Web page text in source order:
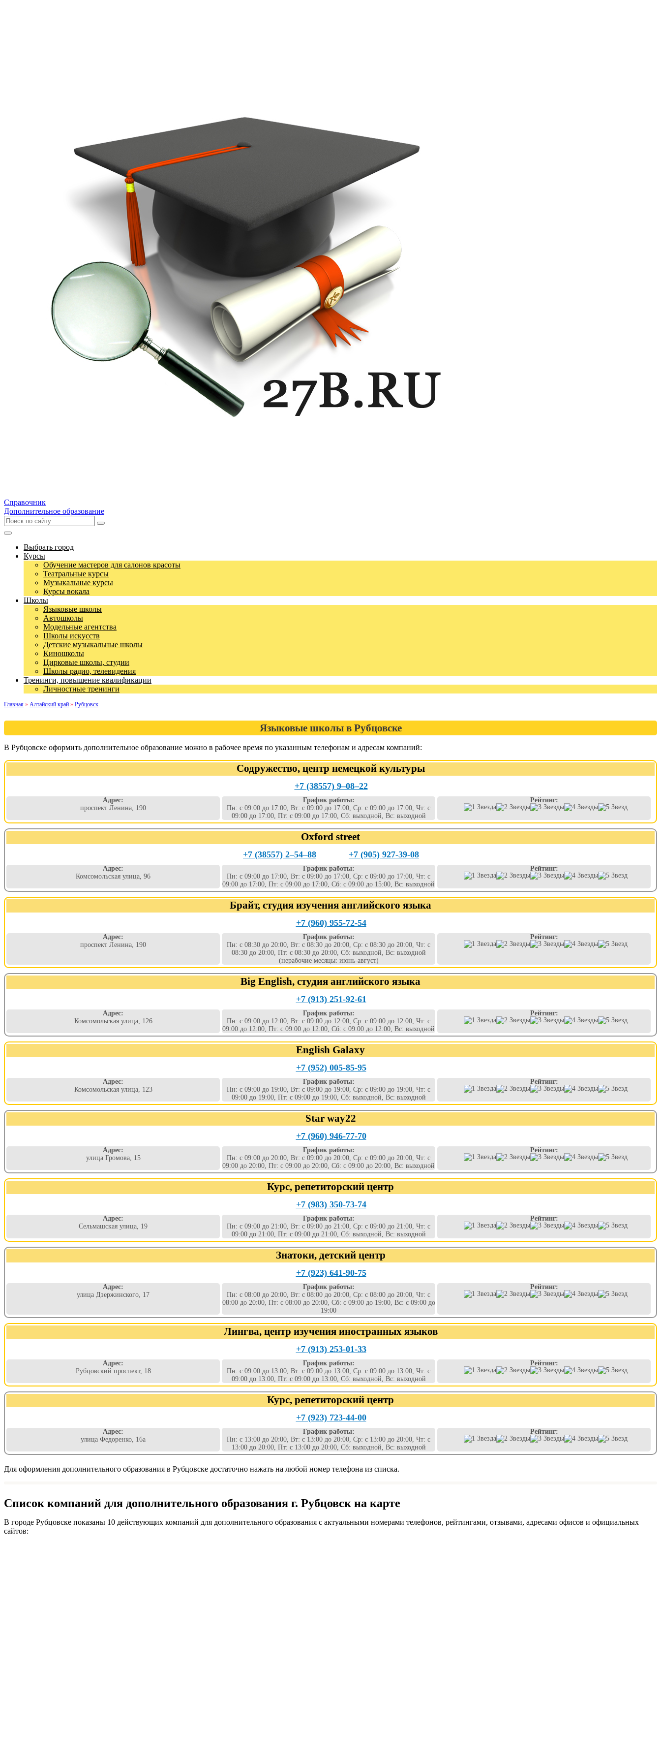
Справочник
Дополнительное образование
Выбрать город
Курсы
Обучение мастеров для салонов красоты
Театральные курсы
Музыкальные курсы
Курсы вокала
Школы
Языковые школы
Автошколы
Модельные агентства
Школы искусств
Детские музыкальные школы
Киношколы
Цирковые школы, студии
Школы радио, телевидения
Тренинги, повышение квалификации
Личностные тренинги
Главная » Алтайский край » Рубцовск
Языковые школы в Рубцовске
В Рубцовске оформить дополнительное образование можно в рабочее время по указанным телефонам и адресам компаний:
Содружество, центр немецкой культуры
+7 (38557) 9‒08‒22
Адрес:
проспект Ленина, 190
График работы:
Пн: с 09:00 до 17:00, Вт: с 09:00 до 17:00, Ср: с 09:00 до 17:00, Чт: с
09:00 до 17:00, Пт: с 09:00 до 17:00, Сб: выходной, Вс: выходной
Рейтинг:
Oxford street
+7 (38557) 2‒54‒88 +7 (905) 927-39-08
Адрес:
Комсомольская улица, 96
График работы:
Пн: с 09:00 до 17:00, Вт: с 09:00 до 17:00, Ср: с 09:00 до 17:00, Чт: с
09:00 до 17:00, Пт: с 09:00 до 17:00, Сб: с 09:00 до 15:00, Вс: выходной
Рейтинг:
Брайт, студия изучения английского языка
+7 (960) 955-72-54
Адрес:
проспект Ленина, 190
График работы:
Пн: с 08:30 до 20:00, Вт: с 08:30 до 20:00, Ср: с 08:30 до 20:00, Чт: с
08:30 до 20:00, Пт: с 08:30 до 20:00, Сб: выходной, Вс: выходной
(нерабочие месяцы: июнь-август)
Рейтинг:
Big English, студия английского языка
+7 (913) 251-92-61
Адрес:
Комсомольская улица, 126
График работы:
Пн: с 09:00 до 12:00, Вт: с 09:00 до 12:00, Ср: с 09:00 до 12:00, Чт: с
09:00 до 12:00, Пт: с 09:00 до 12:00, Сб: с 09:00 до 12:00, Вс: выходной
Рейтинг:
English Galaxy
+7 (952) 005-85-95
Адрес:
Комсомольская улица, 123
График работы:
Пн: с 09:00 до 19:00, Вт: с 09:00 до 19:00, Ср: с 09:00 до 19:00, Чт: с
09:00 до 19:00, Пт: с 09:00 до 19:00, Сб: выходной, Вс: выходной
Рейтинг:
Star way22
+7 (960) 946-77-70
Адрес:
улица Громова, 15
График работы:
Пн: с 09:00 до 20:00, Вт: с 09:00 до 20:00, Ср: с 09:00 до 20:00, Чт: с
09:00 до 20:00, Пт: с 09:00 до 20:00, Сб: с 09:00 до 20:00, Вс: выходной
Рейтинг:
Курс, репетиторский центр
+7 (983) 350-73-74
Адрес:
Сельмашская улица, 19
График работы:
Пн: с 09:00 до 21:00, Вт: с 09:00 до 21:00, Ср: с 09:00 до 21:00, Чт: с
09:00 до 21:00, Пт: с 09:00 до 21:00, Сб: выходной, Вс: выходной
Рейтинг:
Знатоки, детский центр
+7 (923) 641-90-75
Адрес:
улица Дзержинского, 17
График работы:
Пн: с 08:00 до 20:00, Вт: с 08:00 до 20:00, Ср: с 08:00 до 20:00, Чт: с
08:00 до 20:00, Пт: с 08:00 до 20:00, Сб: с 09:00 до 19:00, Вс: с 09:00 до
19:00
Рейтинг:
Лингва, центр изучения иностранных языков
+7 (913) 253-01-33
Адрес:
Рубцовский проспект, 18
График работы:
Пн: с 09:00 до 13:00, Вт: с 09:00 до 13:00, Ср: с 09:00 до 13:00, Чт: с
09:00 до 13:00, Пт: с 09:00 до 13:00, Сб: выходной, Вс: выходной
Рейтинг:
Курс, репетиторский центр
+7 (923) 723-44-00
Адрес:
улица Федоренко, 16а
График работы:
Пн: с 13:00 до 20:00, Вт: с 13:00 до 20:00, Ср: с 13:00 до 20:00, Чт: с
13:00 до 20:00, Пт: с 13:00 до 20:00, Сб: выходной, Вс: выходной
Рейтинг:
Для оформления дополнительного образования в Рубцовске достаточно нажать на любой номер телефона из списка.
Список компаний для дополнительного образования г. Рубцовск на карте
В городе Рубцовске показаны 10 действующих компаний для дополнительного образования с актуальными номерами телефонов, рейтингами, отзывами, адресами офисов и официальных
сайтов: